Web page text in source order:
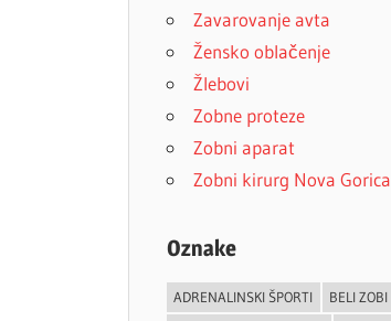
Zavarovanje avta
Žensko oblačenje
Žlebovi
Zobne proteze
Zobni aparat
Zobni kirurg Nova Gorica
Oznake
ADRENALINSKI ŠPORTI BELI ZOBI